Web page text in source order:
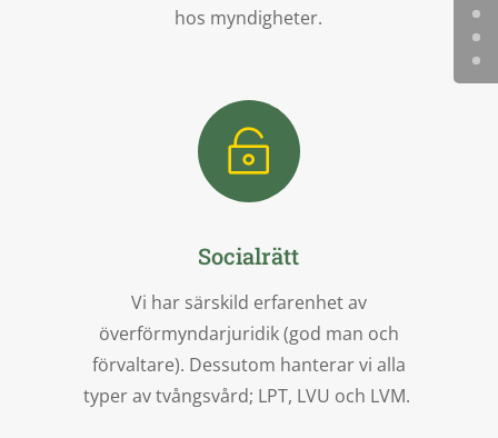
hos myndigheter.

Socialrätt
Vi har särskild erfarenhet av
överförmyndarjuridik (god man och
förvaltare). Dessutom hanterar vi alla
typer av tvångsvård; LPT, LVU och LVM.